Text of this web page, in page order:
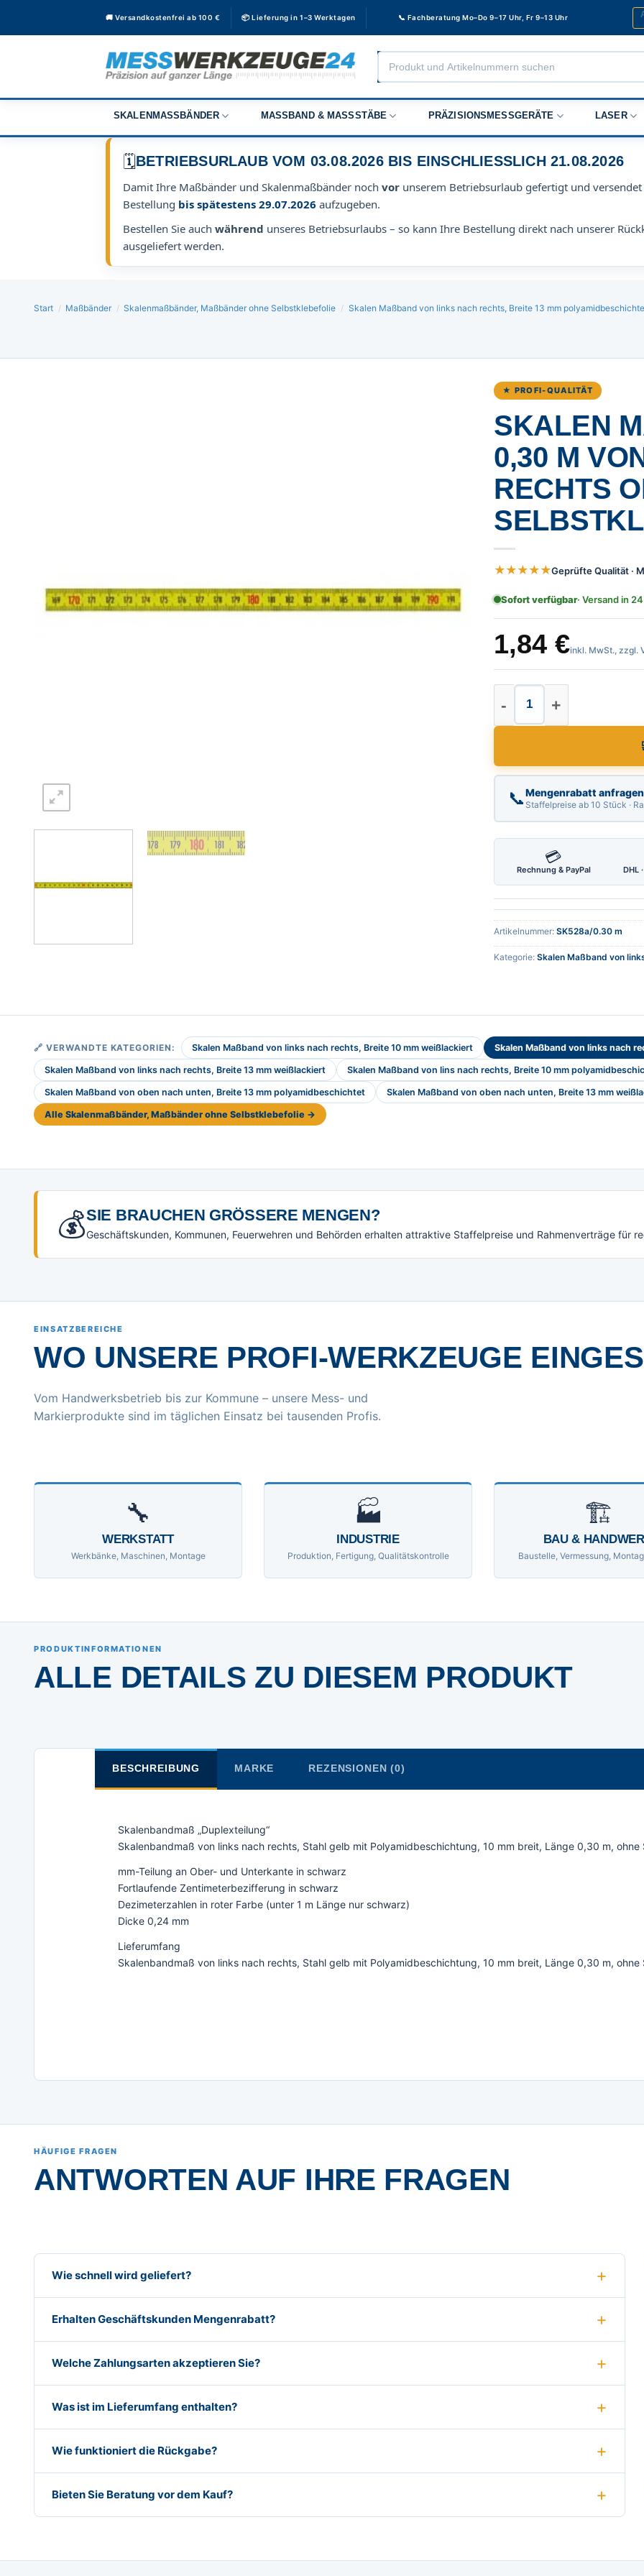
🚚 Versandkostenfrei ab 100 € 📦 Lieferung in 1–3 Werktagen 📞 Fachberatung Mo–Do 9–17 Uhr, Fr 9–13 Uhr
Products
search
SKALENMASSBÄNDER MASSBAND & MASSSTÄBE PRÄZISIONSMESSGERÄTE LASER
🗓️BETRIEBSURLAUB VOM 03.08.2026 BIS EINSCHLIESSLICH 21.08.2026
Damit Ihre Maßbänder und Skalenmaßbänder noch vor unserem Betriebsurlaub gefertigt und
Bestellung bis spätestens 29.07.2026 aufzugeben.
Bestellen Sie auch während unseres Betriebsurlaubs – so kann Ihre Bestellung direkt nach unserer
ausgeliefert werden.
Start / Maßbänder / Skalenmaßbänder, Maßbänder ohne Selbstklebefolie / Skalen Maßband von links nach rechts, Breite 13 mm
★ PROFI-QUALITÄT
SKALEN
,30 M VON
ECHTS
★★★★★Geprüfte Qualität ·
Sofort verfügbar· Versand in
1,84 €inkl. MwSt., zzgl.
Skalen Maßband
📞Mengenrabatt anfragen
Staffelpreise ab 10 Stück ·
💳
Rechnung & PayPal DHL
Artikelnummer: SK528a/0.30 m
Kategorie: Skalen Maßband von
🔗 VERWANDTE KATEGORIEN: Skalen Maßband von links nach rechts, Breite 10 mm weißlackiert Skalen Maßband von links nach
Skalen Maßband von links nach rechts, Breite 13 mm weißlackiert Skalen Maßband von lins nach rechts, Breite 10 mm
Skalen Maßband von oben nach unten, Breite 13 mm polyamidbeschichtet Skalen Maßband von oben nach unten, Breite 13 mm
Alle Skalenmaßbänder, Maßbänder ohne Selbstklebefolie →
💰SIE BRAUCHEN GRÖSSERE MENGEN?
Geschäftskunden, Kommunen, Feuerwehren und Behörden erhalten attraktive Staffelpreise und Rahmenverträge für
EINSATZBEREICHE
WO UNSERE PROFI-WERKZEUGE
Vom Handwerksbetrieb bis zur Kommune – unsere Mess- und
Markierprodukte sind im täglichen Einsatz bei tausenden Profis.
🔧
WERKSTATT
Werkbänke, Maschinen, Montage
🏭
INDUSTRIE
Produktion, Fertigung, Qualitätskontrolle
🏗
BAU &
Baustelle, Vermessung,
PRODUKTINFORMATIONEN
ALLE DETAILS ZU DIESEM PRODUKT
BESCHREIBUNG MARKE REZENSIONEN (0)
Skalenbandmaß „Duplexteilung“
Skalenbandmaß von links nach rechts, Stahl gelb mit Polyamidbeschichtung, 10 mm breit, Länge 0,30 m, ohne
mm-Teilung an Ober- und Unterkante in schwarz
Fortlaufende Zentimeterbezifferung in schwarz
Dezimeterzahlen in roter Farbe (unter 1 m Länge nur schwarz)
Dicke 0,24 mm
Lieferumfang
Skalenbandmaß von links nach rechts, Stahl gelb mit Polyamidbeschichtung, 10 mm breit, Länge 0,30 m, ohne
HÄUFIGE FRAGEN
ANTWORTEN AUF IHRE FRAGEN
Wie schnell wird geliefert?
Erhalten Geschäftskunden Mengenrabatt?
Welche Zahlungsarten akzeptieren Sie?
Was ist im Lieferumfang enthalten?
Wie funktioniert die Rückgabe?
Bieten Sie Beratung vor dem Kauf?